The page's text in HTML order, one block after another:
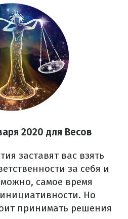
2020 для Весов
заставят вас взять
за себя и
самое время
инициативности. Но
принимать решения